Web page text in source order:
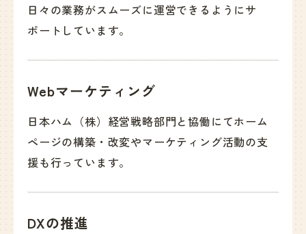
日々の業務がスムーズに運営できるようにサ
ポートしています。
Webマーケティング
日本ハム（株）経営戦略部門と協働にてホーム
ページの構築・改変やマーケティング活動の支
援も行っています。
DXの推進